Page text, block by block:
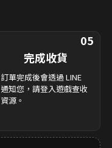
05
完成收貨
訂單完成後會透過 LINE
通知您，請登入遊戲查收
資源。